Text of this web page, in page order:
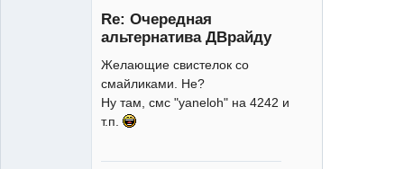
Re: Очередная
альтернатива ДВрайду
Желающие свистелок со
смайликами. Не?
Ну там, смс "yaneloh" на 4242 и
т.п.